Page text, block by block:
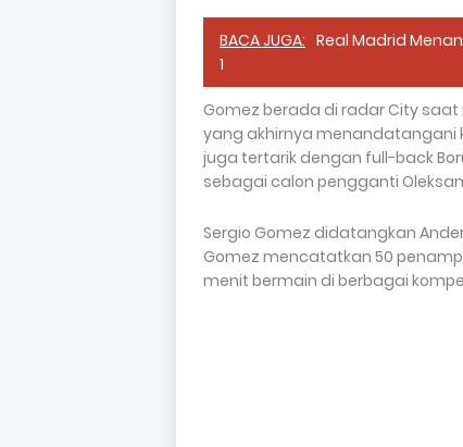
BACA JUGA: Real Madrid
1
Gomez berada di radar City
yang akhirnya menandatangani
juga tertarik dengan full-back
sebagai calon pengganti
Sergio Gomez didatangkan
Gomez mencatatkan 50
menit bermain di berbagai